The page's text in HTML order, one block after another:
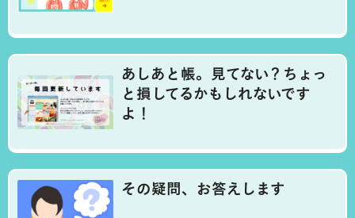
あしあと帳。見てない？ちょっ
と損してるかもしれないです
よ！
その疑問、お答えします